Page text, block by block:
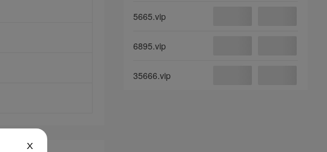
5665.vip
6895.vip
35666.vip
X